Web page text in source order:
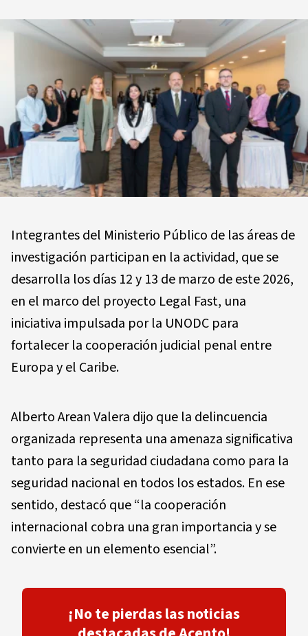
Integrantes del Ministerio Público de las áreas de
investigación participan en la actividad, que se
desarrolla los días 12 y 13 de marzo de este 2026,
en el marco del proyecto Legal Fast, una
iniciativa impulsada por la UNODC para
fortalecer la cooperación judicial penal entre
Europa y el Caribe.
Alberto Arean Valera dijo que la delincuencia
organizada representa una amenaza significativa
tanto para la seguridad ciudadana como para la
seguridad nacional en todos los estados. En ese
sentido, destacó que “la cooperación
internacional cobra una gran importancia y se
convierte en un elemento esencial”.
¡No te pierdas las noticias